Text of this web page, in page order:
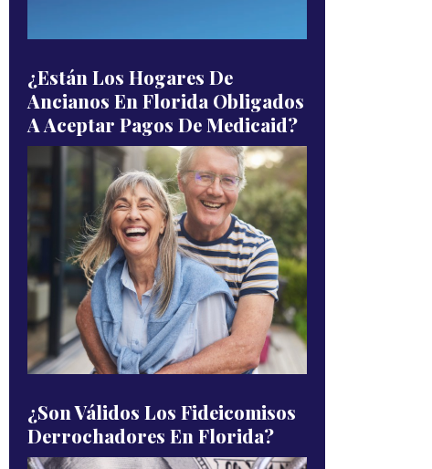
¿Están Los Hogares De
Ancianos En Florida Obligados
A Aceptar Pagos De Medicaid?
¿Son Válidos Los Fideicomisos
Derrochadores En Florida?